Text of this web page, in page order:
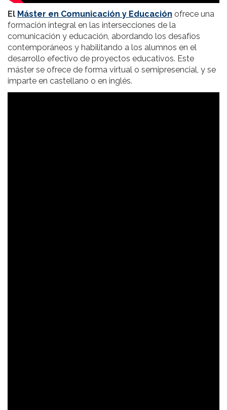
El Máster en Comunicación y Educación ofrece una
formación integral en las intersecciones de la
comunicación y educación, abordando los desafíos
contemporáneos y habilitando a los alumnos en el
desarrollo efectivo de proyectos educativos. Este
máster se ofrece de forma virtual o semipresencial, y se
imparte en castellano o en inglés.